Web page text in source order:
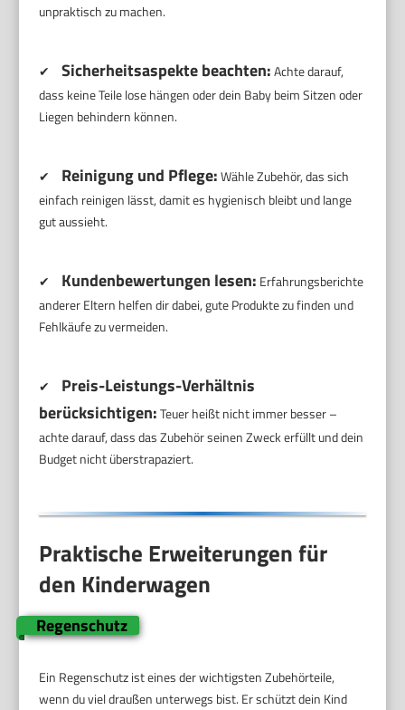
unpraktisch zu machen.
✔ Sicherheitsaspekte beachten:Achte darauf,
dass keine Teile lose hängen oder dein Baby beim Sitzen oder
Liegen behindern können.
✔ Reinigung und Pflege:Wähle Zubehör, das sich
einfach reinigen lässt, damit es hygienisch bleibt und lange
gut aussieht.
✔ Kundenbewertungen lesen: Erfahrungsberichte
anderer Eltern helfen dir dabei, gute Produkte zu finden und
Fehlkäufe zu vermeiden.
✔
Preis-Leistungs-Verhältnis
berücksichtigen:Teuer heißt nicht immer besser –
achte darauf, dass das Zubehör seinen Zweck erfüllt und dein
Budget nicht überstrapaziert.
Praktische Erweiterungen für
den Kinderwagen
Regenschutz
Ein Regenschutz ist eines der wichtigsten Zubehörteile,
wenn du viel draußen unterwegs bist. Er schützt dein Kind